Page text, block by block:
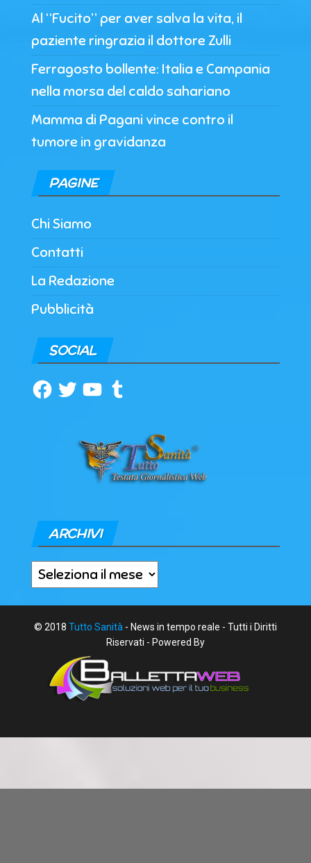
Al “Fucito” per aver salva la vita, il
paziente ringrazia il dottore Zulli
Ferragosto bollente: Italia e Campania
nella morsa del caldo sahariano
Mamma di Pagani vince contro il
tumore in gravidanza
PAGINE
Chi Siamo
Contatti
La Redazione
Pubblicità
SOCIAL
Facebook
TwitterYouTubeTumblr
ARCHIVI
Archivi
© 2018 Tutto Sanità - News in tempo reale - Tutti i Diritti
Riservati - Powered By